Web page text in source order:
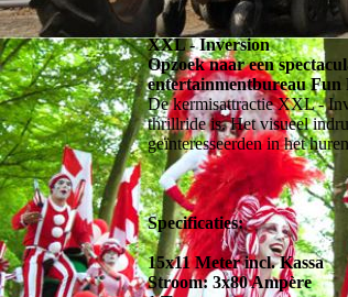
XXL - Inversion
Opzoek naar een
entertainmentbureau Fun
De kermisattractie XXL -
thrillride is. Het visueel
geïnteresseerden in het
Specificaties:
15x11 Meter incl. Kassa
Stroom: 3x80 Ampère